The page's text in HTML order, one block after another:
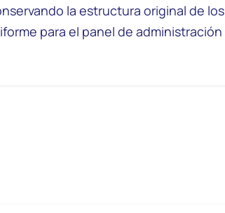
la estructura original de los
para el panel de administración